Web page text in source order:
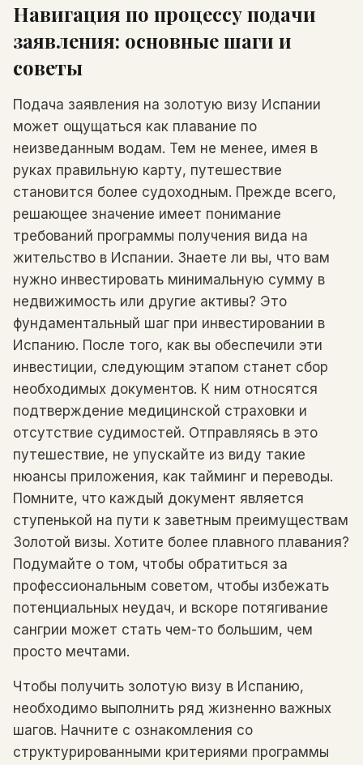
Навигация по процессу подачи
заявления: основные шаги и
советы
Подача заявления на золотую визу Испании
может ощущаться как плавание по
неизведанным водам. Тем не менее, имея в
руках правильную карту, путешествие
становится более судоходным. Прежде всего,
решающее значение имеет понимание
требований программы получения вида на
жительство в Испании. Знаете ли вы, что вам
нужно инвестировать минимальную сумму в
недвижимость или другие активы? Это
фундаментальный шаг при инвестировании в
Испанию. После того, как вы обеспечили эти
инвестиции, следующим этапом станет сбор
необходимых документов. К ним относятся
подтверждение медицинской страховки и
отсутствие судимостей. Отправляясь в это
путешествие, не упускайте из виду такие
нюансы приложения, как тайминг и переводы.
Помните, что каждый документ является
ступенькой на пути к заветным преимуществам
Золотой визы. Хотите более плавного плавания?
Подумайте о том, чтобы обратиться за
профессиональным советом, чтобы избежать
потенциальных неудач, и вскоре потягивание
сангрии может стать чем-то большим, чем
просто мечтами.
Чтобы получить золотую визу в Испанию,
необходимо выполнить ряд жизненно важных
шагов. Начните с ознакомления со
структурированными критериями программы